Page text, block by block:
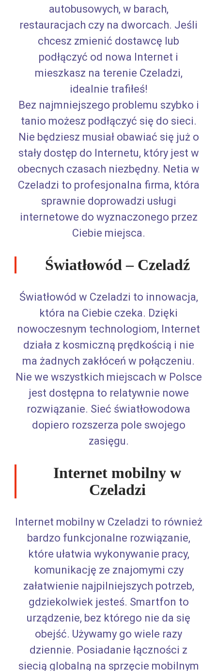
autobusowych, w barach,
restauracjach czy na dworcach. Jeśli
chcesz zmienić dostawcę lub
podłączyć od nowa Internet i
mieszkasz na terenie Czeladzi,
idealnie trafiłeś!
Bez najmniejszego problemu szybko i
tanio możesz podłączyć się do sieci.
Nie będziesz musiał obawiać się już o
stały dostęp do Internetu, który jest w
obecnych czasach niezbędny. Netia w
Czeladzi to profesjonalna firma, która
sprawnie doprowadzi usługi
internetowe do wyznaczonego przez
Ciebie miejsca.
Światłowód – Czeladź
Światłowód w Czeladzi to innowacja,
która na Ciebie czeka. Dzięki
nowoczesnym technologiom, Internet
działa z kosmiczną prędkością i nie
ma żadnych zakłóceń w połączeniu.
Nie we wszystkich miejscach w Polsce
jest dostępna to relatywnie nowe
rozwiązanie. Sieć światłowodowa
dopiero rozszerza pole swojego
zasięgu.
Internet mobilny w
Czeladzi
Internet mobilny w Czeladzi to również
bardzo funkcjonalne rozwiązanie,
które ułatwia wykonywanie pracy,
komunikację ze znajomymi czy
załatwienie najpilniejszych potrzeb,
gdziekolwiek jesteś. Smartfon to
urządzenie, bez którego nie da się
obejść. Używamy go wiele razy
dziennie. Posiadanie łączności z
siecią globalną na sprzęcie mobilnym